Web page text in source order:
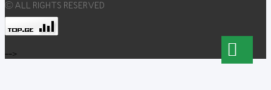
© ALL RIGHTS RESERVED
-->